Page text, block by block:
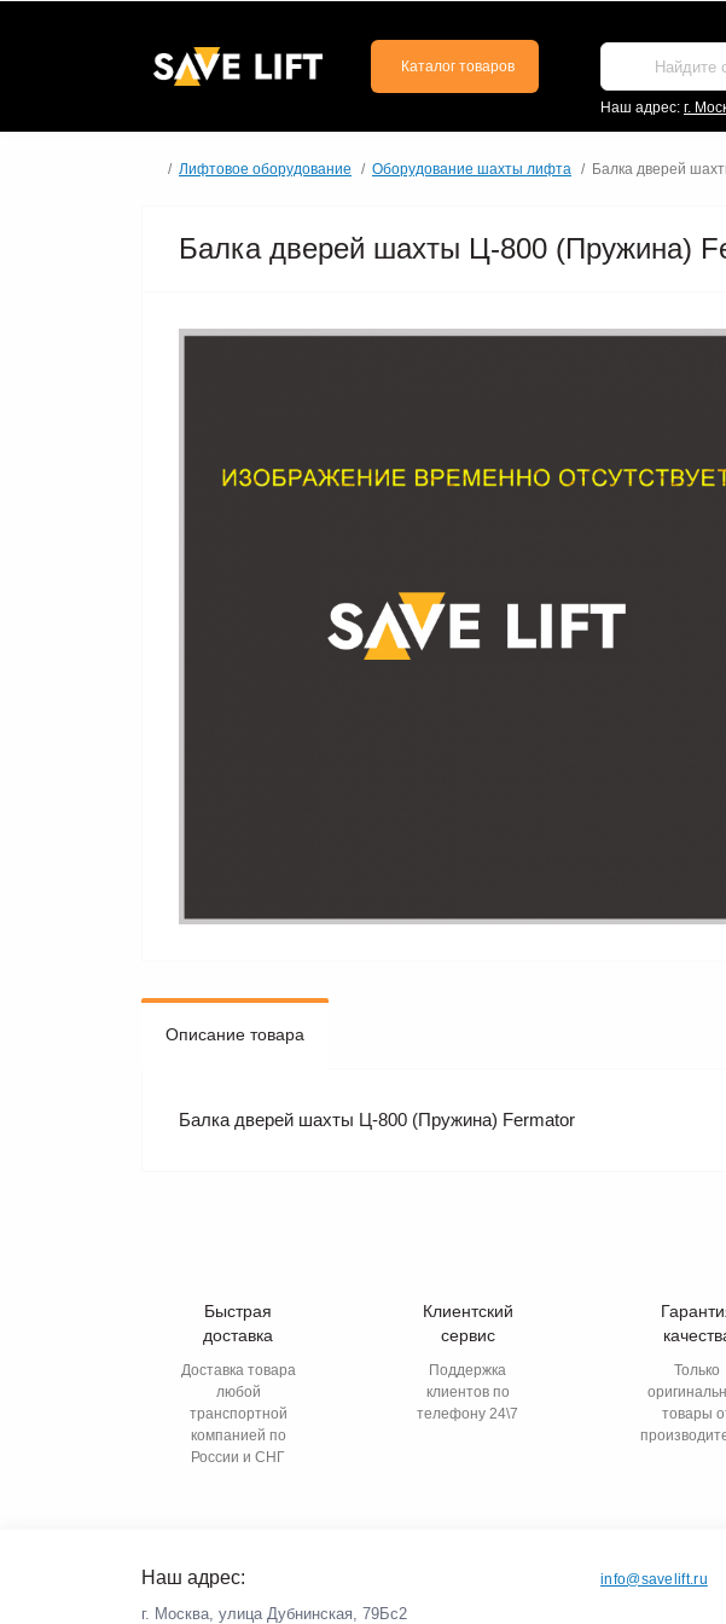
Каталог товаров
Наш адрес: г.
Лифтовое оборудование Оборудование шахты лифта Балка дверей
Балка дверей шахты Ц-800 (Пружина)
Описание товара
Балка дверей шахты Ц-800 (Пружина) Fermator
Быстрая
доставка
Доставка товара
любой
транспортной
компанией по
России и СНГ
Клиентский
сервис
Поддержка
клиентов по
телефону 24\7
Только
товары
Наш адрес:
г. Москва, улица Дубнинская, 79Бс2
info@savelift.ru